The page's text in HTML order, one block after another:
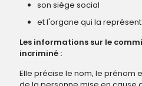
son siège social
et l'organe qui la
Les informations sur le
incriminé :
Elle précise le nom, le prénom